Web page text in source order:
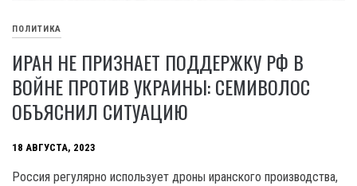
ПОЛИТИКА
ИРАН НЕ ПРИЗНАЕТ ПОДДЕРЖКУ РФ В
ВОЙНЕ ПРОТИВ УКРАИНЫ: СЕМИВОЛОС
ОБЪЯСНИЛ СИТУАЦИЮ
18 АВГУСТА, 2023
Россия регулярно использует дроны иранского производства,